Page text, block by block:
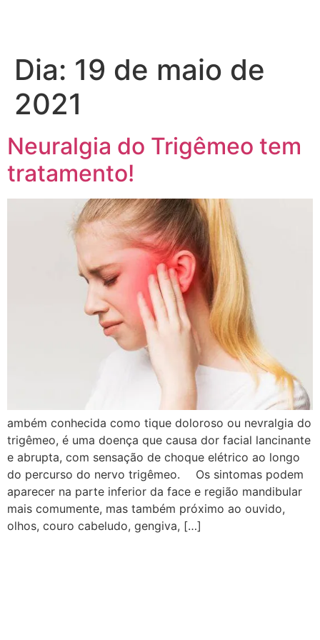
Dia: 19 de maio de
2021
Neuralgia do Trigêmeo tem
tratamento!
ambém conhecida como tique doloroso ou nevralgia do
trigêmeo, é uma doença que causa dor facial lancinante
e abrupta, com sensação de choque elétrico ao longo
do percurso do nervo trigêmeo. ⠀ Os sintomas podem
aparecer na parte inferior da face e região mandibular
mais comumente, mas também próximo ao ouvido,
olhos, couro cabeludo, gengiva, […]